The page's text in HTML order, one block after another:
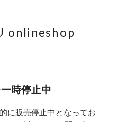
onlineshop
時停止中
に販売停止中となってお